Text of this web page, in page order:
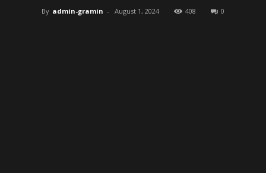
By admin-gramin - August 1, 2024 408 0